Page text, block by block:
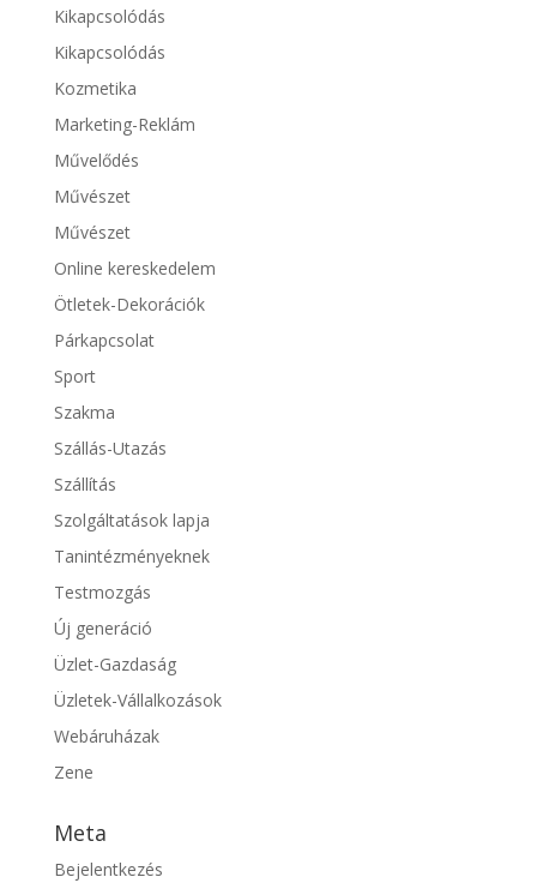
Kikapcsolódás
Kikapcsolódás
Kozmetika
Marketing-Reklám
Művelődés
Művészet
Művészet
Online kereskedelem
Ötletek-Dekorációk
Párkapcsolat
Sport
Szakma
Szállás-Utazás
Szállítás
Szolgáltatások lapja
Tanintézményeknek
Testmozgás
Új generáció
Üzlet-Gazdaság
Üzletek-Vállalkozások
Webáruházak
Zene
Meta
Bejelentkezés